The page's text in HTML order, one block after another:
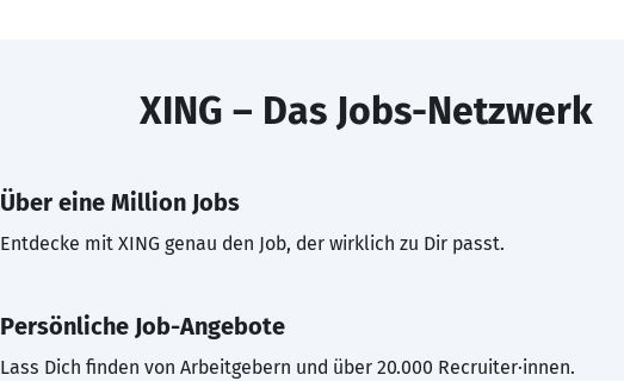
XING – Das Jobs-Netzwerk
Über eine Million Jobs
Entdecke mit XING genau den Job, der wirklich zu Dir passt.
Persönliche Job-Angebote
Lass Dich finden von Arbeitgebern und über 20.000 Recruiter·innen.